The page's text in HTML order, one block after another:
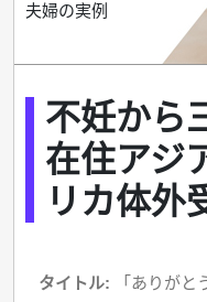
夫婦の実例
不妊から
在住アジ
リカ体外
タイトル: 「ありがと